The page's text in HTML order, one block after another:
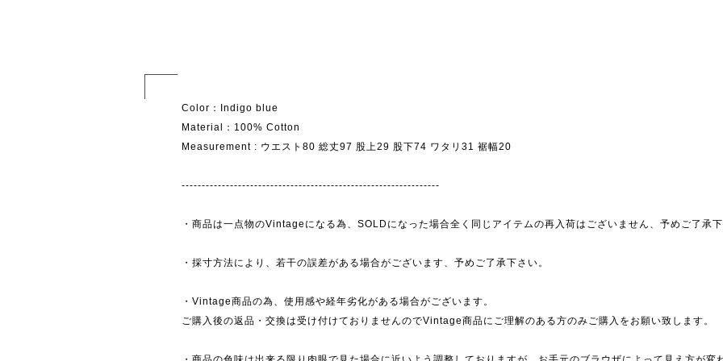
Color：Indigo blue
Material：100% Cotton
Measurement : ウエスト80 総丈97 股上29 股下74 ワタリ31 裾幅20
----------------------------------------------------------------
・商品は一点物のVintageになる為、SOLDになった場合全く同じアイテムの再入荷はございません、予めご了承下
・採寸方法により、若干の誤差がある場合がございます、予めご了承下さい。
・Vintage商品の為、使用感や経年劣化がある場合がございます。
ご購入後の返品・交換は受け付けておりませんのでVintage商品にご理解のある方のみご購入をお願い致します。